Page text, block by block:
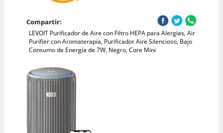
Compartir:
LEVOIT Purificador de Aire con Filtro HEPA para Alergias, Air
Purifier con Aromaterapia, Purificador Aire Silencioso, Bajo
Consumo de Energía de 7W, Negro, Core Mini